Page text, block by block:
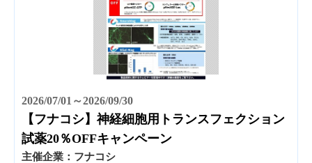
2026/07/01～2026/09/30
【フナコシ】神経細胞用トランスフェクション
試薬20％OFFキャンペーン
主催企業： フナコシ